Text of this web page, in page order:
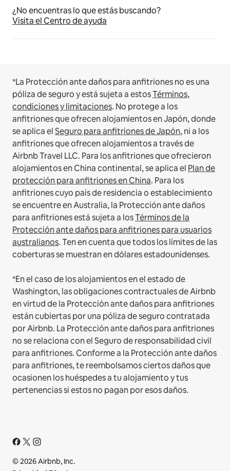
¿No encuentras lo que estás buscando?
Visita el Centro de ayuda
*La Protección ante daños para anfitriones no es una
póliza de seguro y está sujeta a estosTérminos,
condiciones y limitaciones. No protege a los
anfitriones que ofrecen alojamientos en Japón, donde
se aplica elSeguro para anfitriones de Japón, ni a los
anfitriones que ofrecen alojamientos a través de
Airbnb Travel LLC. Para los anfitriones que ofrecieron
alojamientos en China continental, se aplica el Plan de
protección para anfitriones en China. Para los
anfitriones cuyo país de residencia o establecimiento
se encuentre en Australia, la Protección ante daños
para anfitriones está sujeta a losTérminos de la
Protección ante daños para anfitriones para usuarios
australianos. Ten en cuenta que todos los límites de las
coberturas se muestran en dólares estadounidenses.
*En el caso de los alojamientos en el estado de
Washington, las obligaciones contractuales de Airbnb
en virtud de la Protección ante daños para anfitriones
están cubiertas por una póliza de seguro contratada
por Airbnb. La Protección ante daños para anfitriones
no se relaciona con el Seguro de responsabilidad civil
para anfitriones. Conforme a la Protección ante daños
para anfitriones, te reembolsamos ciertos daños que
ocasionen los huéspedes a tu alojamiento y tus
pertenencias si estos no pagan por esos daños.
© 2026 Airbnb, Inc.